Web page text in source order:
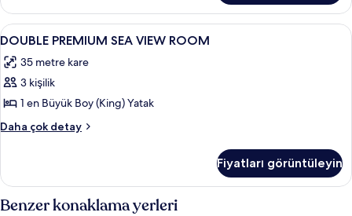
detay
DOUBLE
PREMIUM
SEA
VIEW
ROOM
için
görün
Minibar, odada kasa, masa, güneşlik/
8
DOUBLE PREMIUM SEA VIEW ROOM
35 metre kare
3 kişilik
1 en Büyük Boy (King) Yatak
Daha çok detay
DOUBLE
ROOM
hakkında
daha
Fiyatları görüntüleyin
Benzer konaklama yerleri